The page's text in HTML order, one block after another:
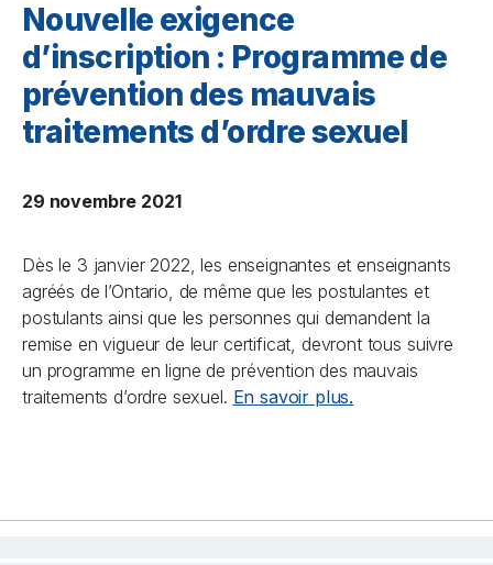
Nouvelle exigence
d’inscription : Programme de
prévention des mauvais
traitements d’ordre sexuel
29 novembre 2021
Dès le 3 janvier 2022, les enseignantes et enseignants
agréés de l’Ontario, de même que les postulantes et
postulants ainsi que les personnes qui demandent la
remise en vigueur de leur certificat, devront tous suivre
un programme en ligne de prévention des mauvais
traitements d’ordre sexuel. En savoir plus.